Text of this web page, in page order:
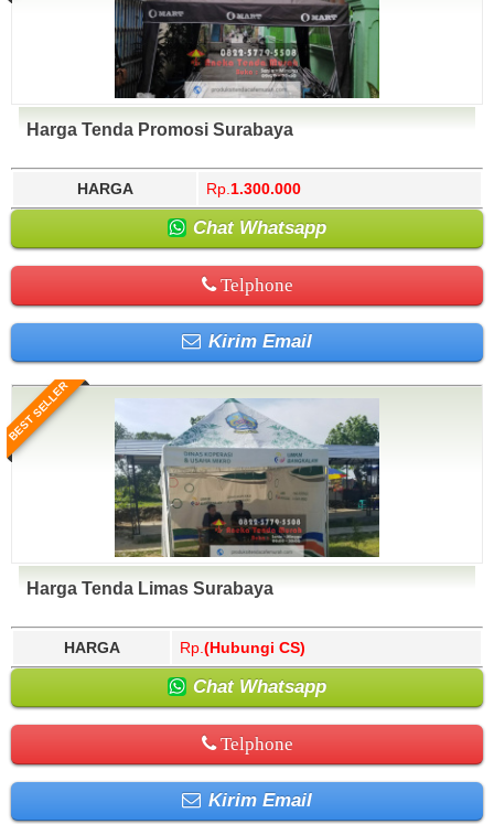
Harga Tenda Promosi Surabaya
HARGA Rp. 1.300.000
Chat Whatsapp
Telphone
Kirim Email
BEST SELLER
Harga Tenda Limas Surabaya
HARGA Rp. (Hubungi CS)
Chat Whatsapp
Telphone
Kirim Email